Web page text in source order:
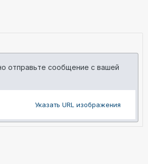
отправьте сообщение с вашей
Указать URL изображения